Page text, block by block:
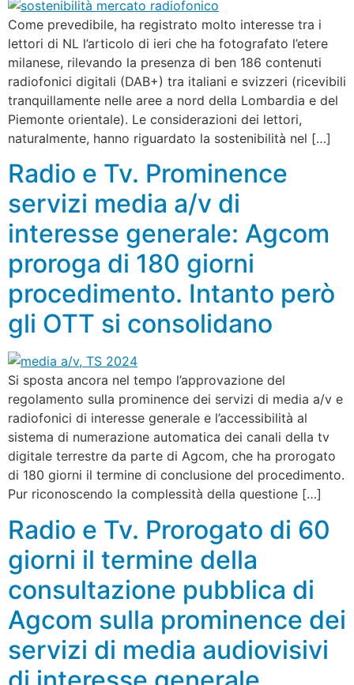
Come prevedibile, ha registrato molto interesse tra i
lettori di NL l’articolo di ieri che ha fotografato l’etere
milanese, rilevando la presenza di ben 186 contenuti
radiofonici digitali (DAB+) tra italiani e svizzeri (ricevibili
tranquillamente nelle aree a nord della Lombardia e del
Piemonte orientale). Le considerazioni dei lettori,
naturalmente, hanno riguardato la sostenibilità nel […]
Radio e Tv. Prominence
servizi media a/v di
interesse generale: Agcom
proroga di 180 giorni
procedimento. Intanto però
gli OTT si consolidano
Si sposta ancora nel tempo l’approvazione del
regolamento sulla prominence dei servizi di media a/v e
radiofonici di interesse generale e l’accessibilità al
sistema di numerazione automatica dei canali della tv
digitale terrestre da parte di Agcom, che ha prorogato
di 180 giorni il termine di conclusione del procedimento.
Pur riconoscendo la complessità della questione […]
Radio e Tv. Prorogato di 60
giorni il termine della
consultazione pubblica di
Agcom sulla prominence dei
servizi di media audiovisivi